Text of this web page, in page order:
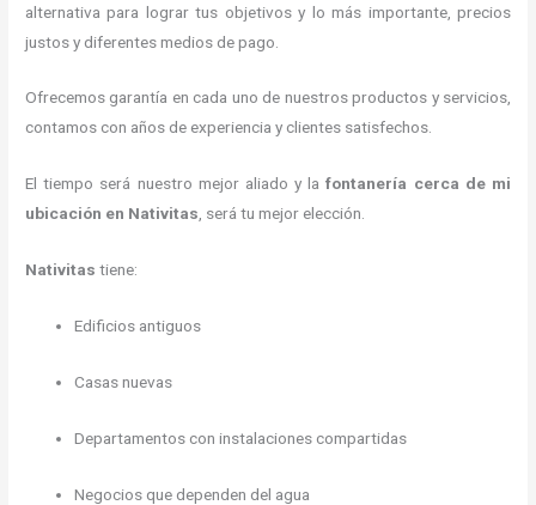
alternativa para lograr tus objetivos y lo más importante, precios
justos y diferentes medios de pago.
Ofrecemos garantía en cada uno de nuestros productos y servicios,
contamos con años de experiencia y clientes satisfechos.
El tiempo será nuestro mejor aliado ylafontanería cerca de mi
ubicación en Nativitas, será tu mejor elección.
Nativitas tiene:
Edificios antiguos
Casas nuevas
Departamentos con instalaciones compartidas
Negocios que dependen del agua